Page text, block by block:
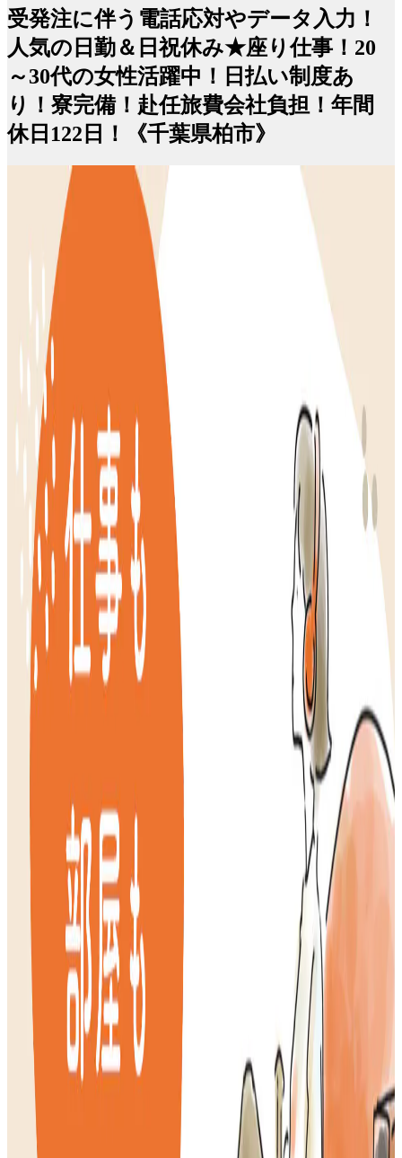
受発注に伴う電話応対やデータ入力！
人気の日勤＆日祝休み★座り仕事！20
～30代の女性活躍中！日払い制度あ
り！寮完備！赴任旅費会社負担！年間
休日122日！《千葉県柏市》